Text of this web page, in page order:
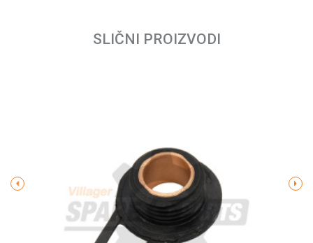
SLIČNI PROIZVODI